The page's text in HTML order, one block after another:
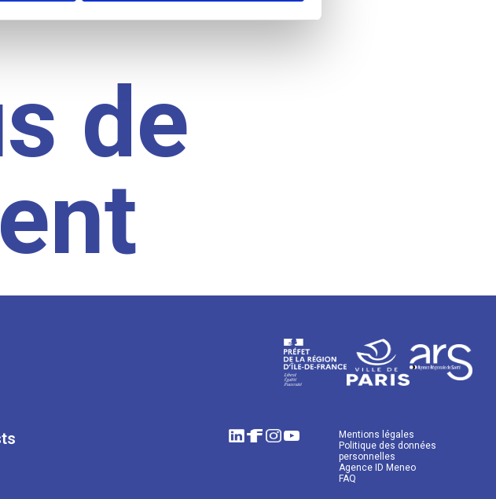
de
Mentions légales
Politique des données
personnelles
Agence ID Meneo
FAQ